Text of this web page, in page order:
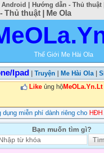
| Hướng dẫn - Thủ thuật
thuật | Me Ola
Thế Giới Me Hài Ola
Ipad Truyện Me Hài Ola|
Like ủng hộMeOLa.Yn.Lt
dụng miễn phí dành riêng cho HĐH
Bạn muốn tìm gì?